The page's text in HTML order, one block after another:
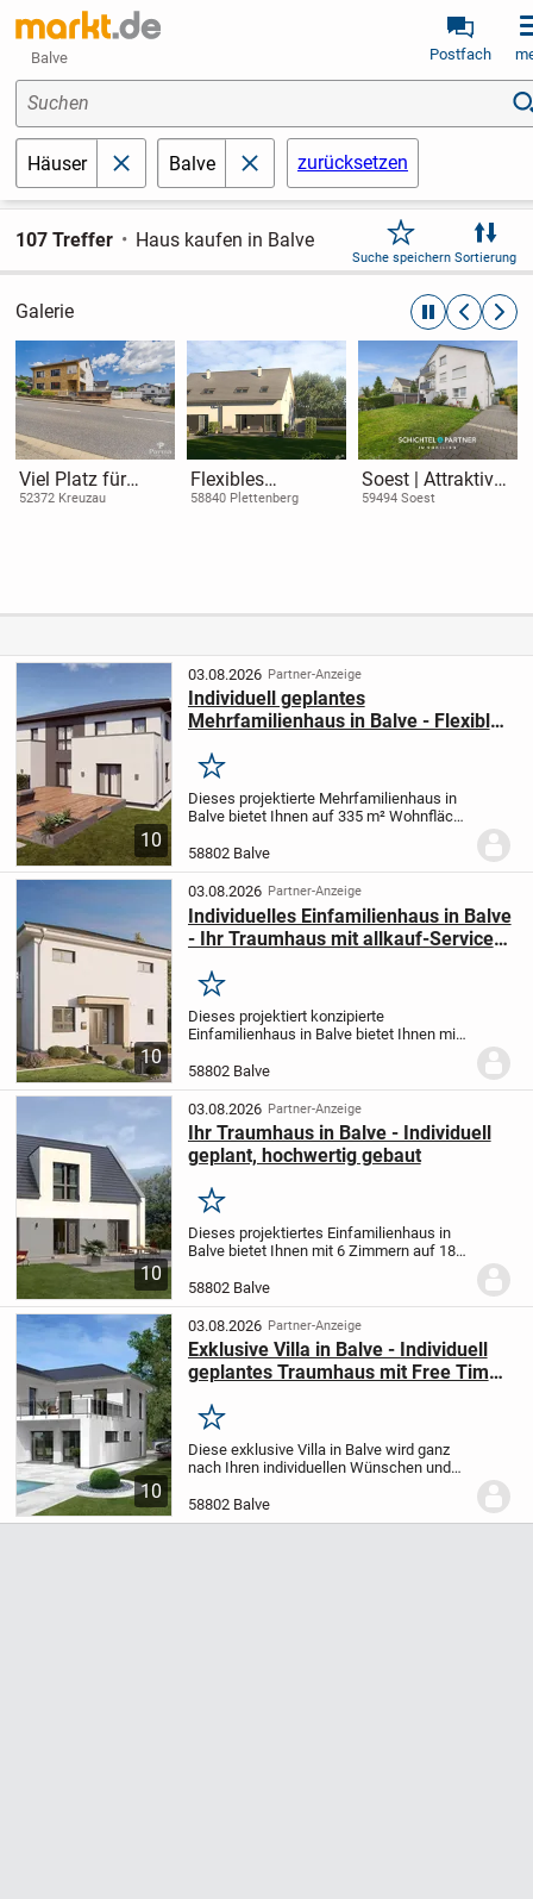
Balve Postfach
Suchen
Häuser schließen
Balve schließenzurücksetzen
107 Treffer Haus kaufen in Balve
Suche speichern Sortierung
Galerie automatische
Viel Platz für
Familie,
in Untermaubach
52372 Kreuzau
Flexibles
Zweifamilienhaus
gebaut
58840 Plettenberg
Soest | Attraktives
Mehrfamilienhau
59494 Soest
10
03.08.2026 Partner-Anzeige
Individuell geplantes
Mehrfamilienhaus in Balve - Flexibles
Merken
Dieses projektierte Mehrfamilienhaus in
Balve bietet Ihnen auf 335 m² Wohnfläche
Zuhause mit insgesamt 10 Zimmern,
davon 8 Schlafzimmer. Das 1200 m²
große Grundstück...
58802 Balve
10
03.08.2026 Partner-Anzeige
Individuelles Einfamilienhaus in Balve
- Ihr Traumhaus mit allkauf-Service
Merken
Dieses projektiert konzipierte
Einfamilienhaus in Balve bietet Ihnen mit
142 m² auf einem großzügigen 797 m²
Grundstück die ideale Grundlage für Ihr
individuelles...
58802 Balve
10
03.08.2026 Partner-Anzeige
Ihr Traumhaus in Balve - Individuell
geplant, hochwertig gebaut
Merken
Dieses projektiertes Einfamilienhaus in
Balve bietet Ihnen mit 6 Zimmern auf 182
840 m² großen Grundstück viel Raum für
Ihre Familie. Das Haus erstreckt sich
über...
58802 Balve
10
03.08.2026 Partner-Anzeige
Exklusive Villa in Balve - Individuell
geplantes Traumhaus mit Free Time
Merken
Diese exklusive Villa in Balve wird ganz
nach Ihren individuellen Wünschen und
auf einer großzügigen Wohnfläche von
250 m² und einem 838 m² großen
58802 Balve